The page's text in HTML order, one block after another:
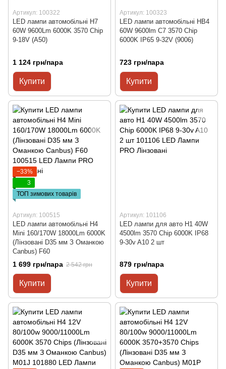
Артикул: 100322
LED лампи автомобільні H7
60W 9600Lm 6000K 3570 Chip
9-18V (A50)
1 124 грн/пара
Купити
Артикул: 100323
LED лампи автомобільні HB4
60W 9600lm C7 3570 Chip
6000K IP65 9-32V (9006)
723 грн/пара
Купити
−33%
3
ТОП зимових товарів
Артикул: 100515
LED лампи автомобільні H4
Mini 160/170W 18000Lm 6000K
(Лінзовані D35 мм З Оманкою
Canbus) F60
1 699 грн/пара 2 542 грн
Купити
Артикул: 101106
LED лампи для авто H1 40W
4500lm 3570 Chip 6000K IP68
9-30v A10 2 шт
879 грн/пара
Купити